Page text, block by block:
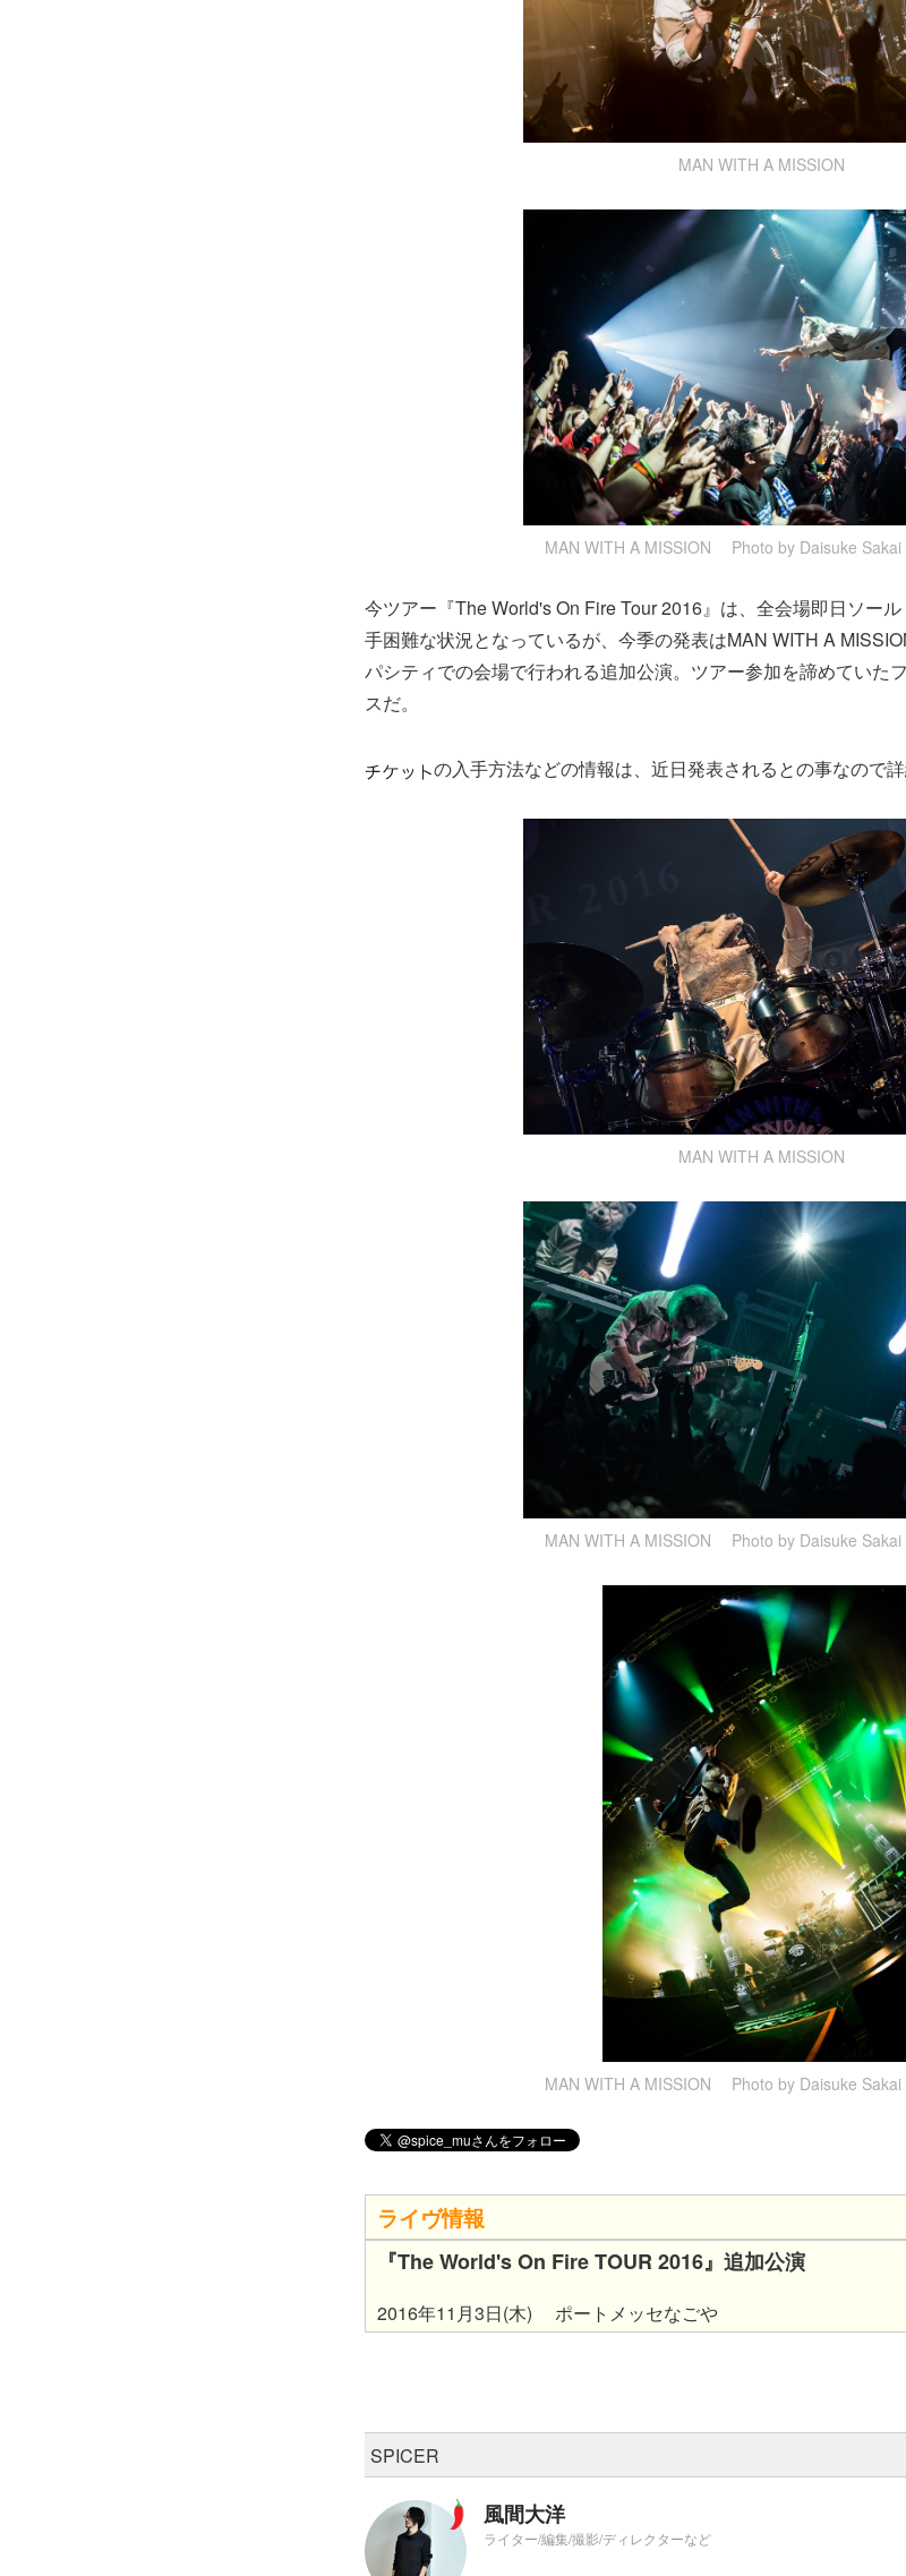
MAN WITH A MISSION
MAN WITH A MISSION Photo by Daisuke Sakai
今ツアー『The World's On Fire Tour 2016』は、全会場即日ソー
手困難な状況となっているが、今季の発表はMAN WITH A
パシティでの会場で行われる追加公演。ツアー参加を諦めていた
スだ。
の入手方法などの情報は、近日発表されるとの事なので詳
MAN WITH A MISSION
MAN WITH A MISSION Photo by Daisuke Sakai
MAN WITH A MISSION Photo by Daisuke Sakai
ライヴ情報
『The World's On Fire TOUR 2016』追加公演
2016年11月3日(木) ポートメッセなごや
SPICER
風間大洋
ライター/編集/撮影/ディレクターなど